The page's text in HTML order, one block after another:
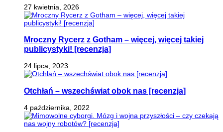
27 kwietnia, 2026
Mroczny Rycerz z Gotham – więcej, więcej takiej
publicystyki! [recenzja]
24 lipca, 2023
Otchłań – wszechświat obok nas [recenzja]
4 października, 2022